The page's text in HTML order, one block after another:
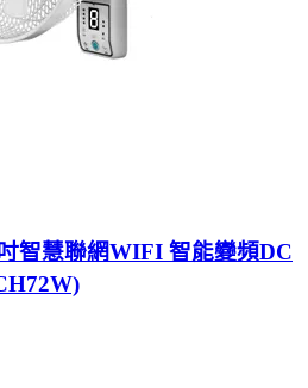
智慧聯網WIFI 智能變頻DC